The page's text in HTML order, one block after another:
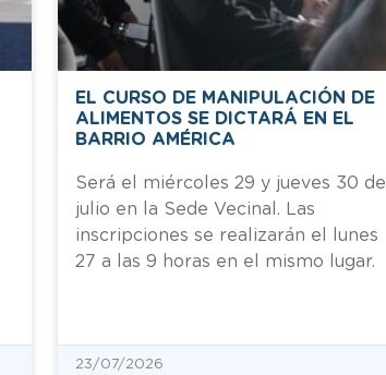
EL CURSO DE MANIPULACIÓN DE
ALIMENTOS SE DICTARÁ EN EL
BARRIO AMÉRICA
Será el miércoles 29 y jueves 30 de
julio en la Sede Vecinal. Las
inscripciones se realizarán el lunes
27 a las 9 horas en el mismo lugar.
23/07/2026